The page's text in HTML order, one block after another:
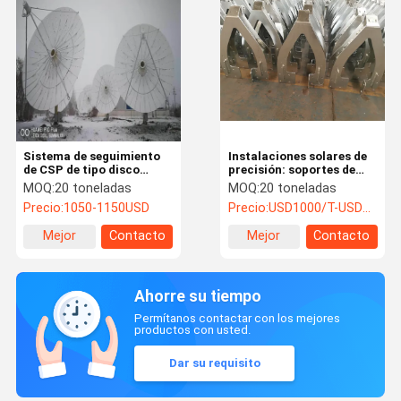
Sistema de seguimiento
de CSP de tipo disco
Herramienta de
instalación de
estructuras de acero
solar para estructuras
CSP
MOQ:20 toneladas
Precio:1050-1150USD
Mejor
Contacto
Instalaciones solares de
precisión: soportes de
acero de alta resistencia
y rápida instalación
MOQ:20 toneladas
Precio:USD1000/T-USD1200/T
Mejor
Contacto
Ahorre su tiempo
Permítanos contactar con los mejores
productos con usted.
Dar su requisito